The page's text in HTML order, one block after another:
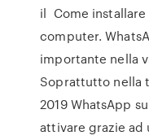
il Come installare
computer.
importante nella
Soprattutto nella
2019 WhatsApp
attivare grazie ad